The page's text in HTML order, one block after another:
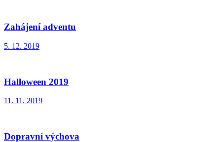
Zahájení adventu
5. 12. 2019
Halloween 2019
11. 11. 2019
Dopravní výchova